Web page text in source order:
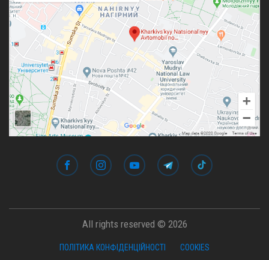
All rights reserved © 2026
ПОЛІТИКА КОНФІДЕНЦІЙНОСТІ COOKIES